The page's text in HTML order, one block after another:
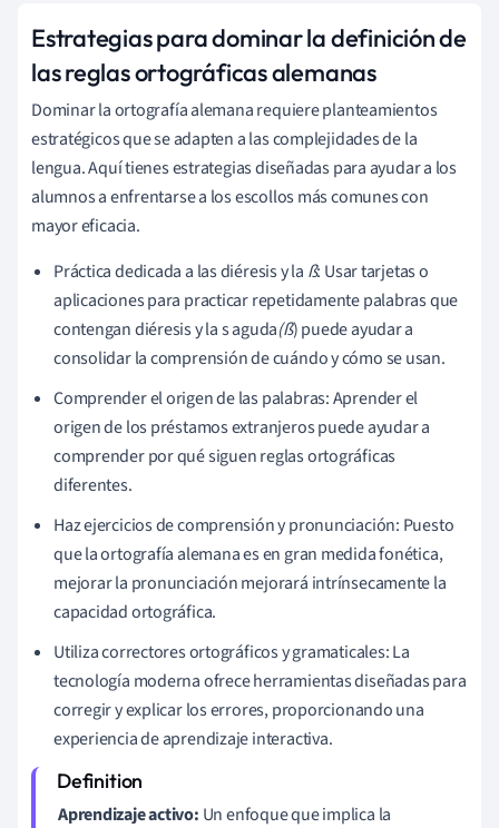
Estrategias para dominar la definición de
las reglas ortográficas alemanas
Dominar la ortografía alemana requiere planteamientos
estratégicos que se adapten a las complejidades de la
lengua. Aquí tienes estrategias diseñadas para ayudar a los
alumnos a enfrentarse a los escollos más comunes con
mayor eficacia.
Práctica dedicada a las diéresis y la ß: Usar tarjetas o
aplicaciones para practicar repetidamente palabras que
contengan diéresis y la s aguda(ß) puede ayudar a
consolidar la comprensión de cuándo y cómo se usan.
Comprender el origen de las palabras: Aprender el
origen de los préstamos extranjeros puede ayudar a
comprender por qué siguen reglas ortográficas
diferentes.
Haz ejercicios de comprensión y pronunciación: Puesto
que la ortografía alemana es en gran medida fonética,
mejorar la pronunciación mejorará intrínsecamente la
capacidad ortográfica.
Utiliza correctores ortográficos y gramaticales: La
tecnología moderna ofrece herramientas diseñadas para
corregir y explicar los errores, proporcionando una
experiencia de aprendizaje interactiva.
Aprendizaje activo: Un enfoque que implica la